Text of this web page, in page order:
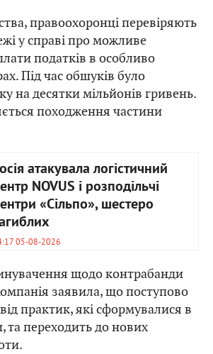
правоохоронці перевіряють
у справі про можливе
податків в особливо
Під час обшуків було
на десятки мільйонів гривень.
походження частини
атакувала логістичний
NOVUS і розподільчі
«Сільпо», шестеро
05-08-2026
щодо контрабанди
заявила, що поступово
практик, які сформувалися в
та переходить до нових